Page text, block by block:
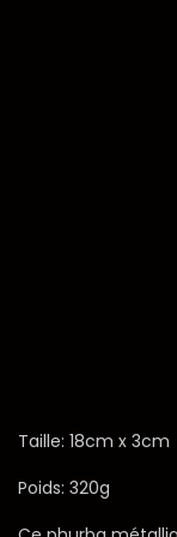
Taille: 18cm x 3cm
Poids: 320g